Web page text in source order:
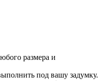
размера и
под вашу задумку.